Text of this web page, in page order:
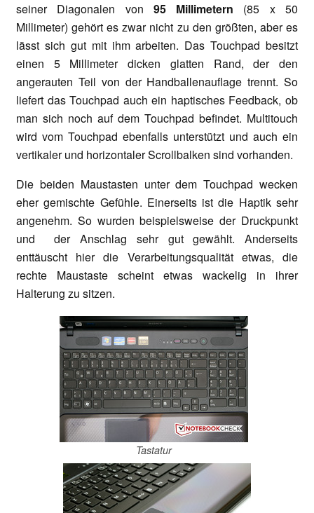
seiner Diagonalen von 95 Millimetern (85 x 50
Millimeter) gehört es zwar nicht zu den größten, aber es
lässt sich gut mit ihm arbeiten. Das Touchpad besitzt
einen 5 Millimeter dicken glatten Rand, der den
angerauten Teil von der Handballenauflage trennt. So
liefert das Touchpad auch ein haptisches Feedback, ob
man sich noch auf dem Touchpad befindet. Multitouch
wird vom Touchpad ebenfalls unterstützt und auch ein
vertikaler und horizontaler Scrollbalken sind vorhanden.
Die beiden Maustasten unter dem Touchpad wecken
eher gemischte Gefühle. Einerseits ist die Haptik sehr
angenehm. So wurden beispielsweise der Druckpunkt
und der Anschlag sehr gut gewählt. Anderseits
enttäuscht hier die Verarbeitungsqualität etwas, die
rechte Maustaste scheint etwas wackelig in ihrer
Halterung zu sitzen.
Tastatur